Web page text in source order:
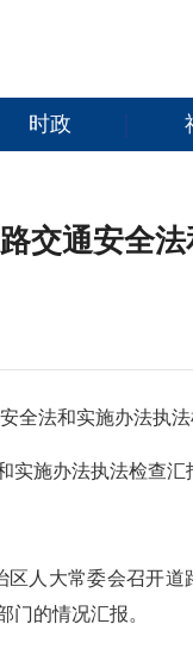
时政
交通安全
全法和实施办法执
实施办法执法检查汇
区人大常委会召开
门的情况汇报。